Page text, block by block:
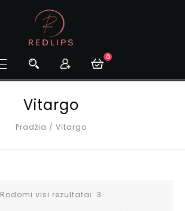
0
Vitargo
Pradžia / Vitargo
Rodomi visi rezultatai: 3